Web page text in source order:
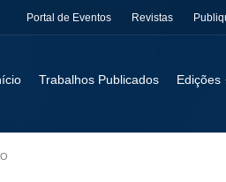
Portal de Eventos Revistas
Trabalhos Publicados Edições